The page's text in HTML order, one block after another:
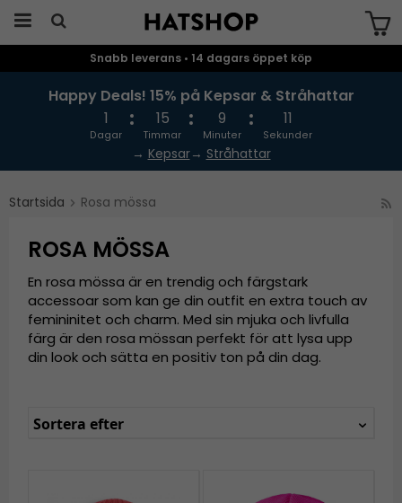
Snabb leverans • 14 dagars öppet köp
Happy Deals! 15% på Kepsar & Stråhattar
1
Dagar
15
Timmar
9
Minuter
11
Sekunder
→ Kepsar→ Stråhattar
Startsida Rosa mössa
ROSA MÖSSA
En rosa mössa är en trendig och färgstark
accessoar som kan ge din outfit en extra touch av
femininitet och charm. Med sin mjuka och livfulla
färg är den rosa mössan perfekt för att lysa upp
din look och sätta en positiv ton på din dag.
Sortera efter